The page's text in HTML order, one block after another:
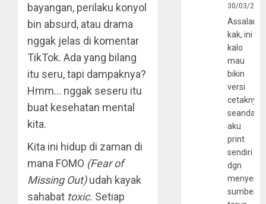
bayangan, perilaku konyol
bin absurd, atau drama
nggak jelas di komentar
TikTok. Ada yang bilang
itu seru, tapi dampaknya?
Hmm… nggak seseru itu
buat kesehatan mental
kita.
Kita ini hidup di zaman di
mana FOMO (Fear of
Missing Out)udah kayak
sahabat toxic. Setiap
30/03/
kak, ini
kalo
mau
bikin
versi
cetaknya
aku
print
sendiri
dgn
sumber